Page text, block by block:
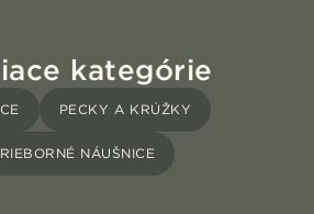
kategórie
PECKY A KRÚŽKY
NÁUŠNICE